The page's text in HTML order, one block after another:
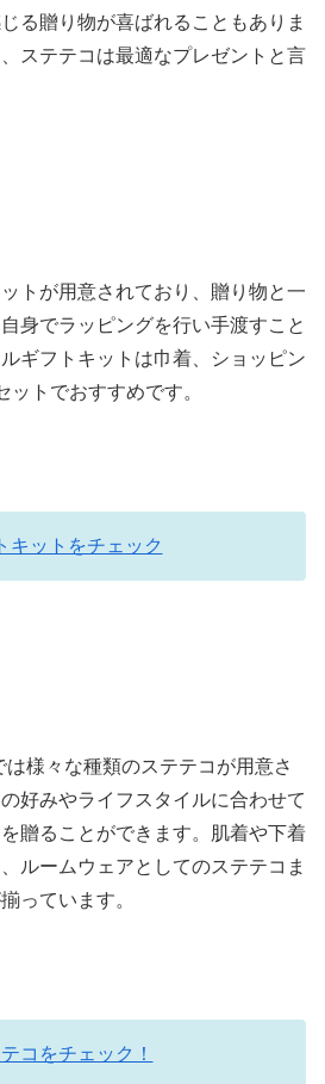
る贈り物が喜ばれることもありま
ステテコは最適なプレゼントと言
トが用意されており、贈り物と一
身でラッピングを行い手渡すこと
ギフトキットは巾着、ショッピン
トでおすすめです。
キットをチェック
は様々な種類のステテコが用意さ
好みやライフスタイルに合わせて
贈ることができます。肌着や下着
ルームウェアとしてのステテコま
っています。
コをチェック！